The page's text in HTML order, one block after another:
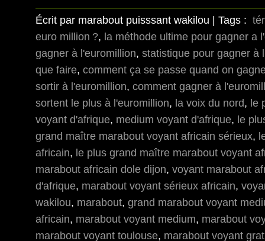
Écrit par marabout puisssant wakilou | Tags :
euro million ?, la méthode ultime pour gagner a
gagner à l'euromillion, statistique pour gagner à
que faire, comment ça se passe quand on
sortir à l'euromillion, comment gagner à
sortent le plus à l'euromillion, la voix du nord, le
voyant d'afrique, medium voyant d'afrique, le
grand maître marabout voyant africain sérieux,
africain, le plus grand maître marabout voyant
marabout africain dole dijon, voyant marabout
d'afrique, marabout voyant sérieux africain,
wakilou, marabout, grand marabout voyant
africain, marabout voyant medium, marabout
marabout voyant toulouse, marabout voyant